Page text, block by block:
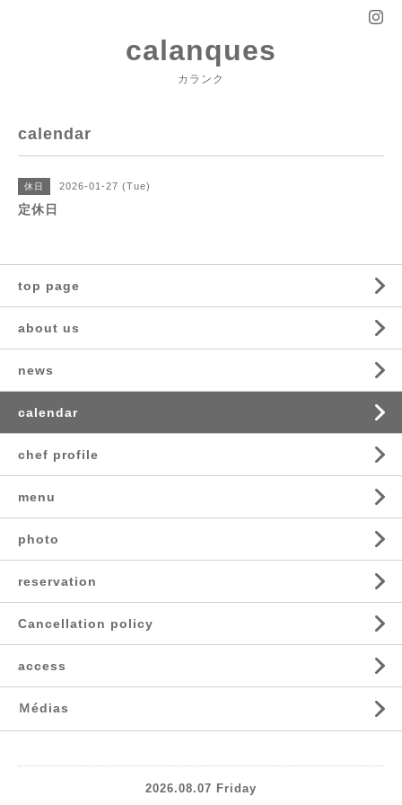
calanques
カランク
calendar
休日 2026-01-27 (Tue)
定休日
top page
about us
news
calendar
chef profile
menu
photo
reservation
Cancellation policy
access
Ｍédias
2026.08.07 Friday